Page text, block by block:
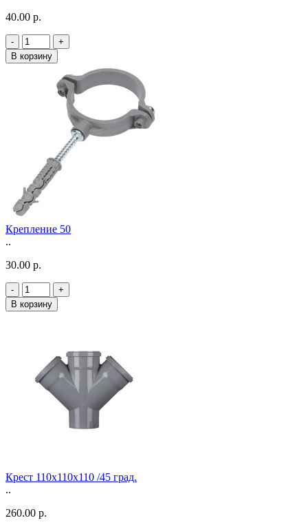
40.00 р.
-
+
В корзину
Крепление 50
..
30.00 р.
-
+
В корзину
Крест 110х110х110 /45 град.
..
260.00 р.